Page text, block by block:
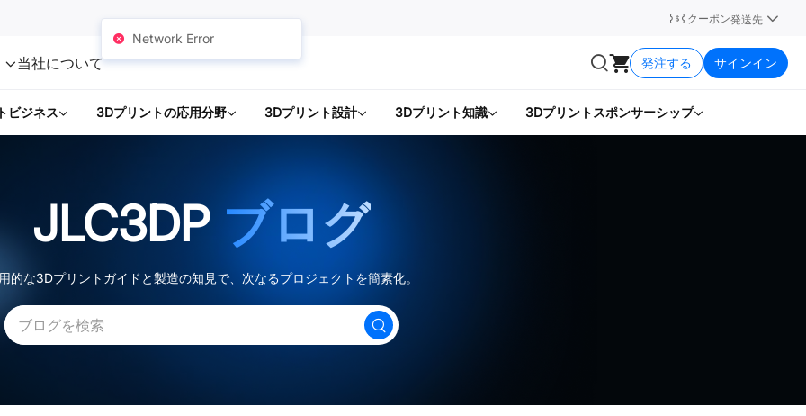
クーポン発送先
当社について 発注する サインイン
ビジネス 3Dプリントの応用分野 3Dプリント設計 3Dプリント知識 3Dプリントスポンサーシップ
JLC3DP ブログ
的な3Dプリントガイドと製造の知見で、次なるプロジェクトを簡素化。
Network Error